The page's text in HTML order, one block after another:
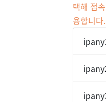
택해 접
용합니다